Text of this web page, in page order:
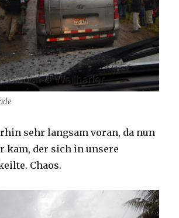
sehr langsam voran, da nun
kam, der sich in unsere
Chaos.